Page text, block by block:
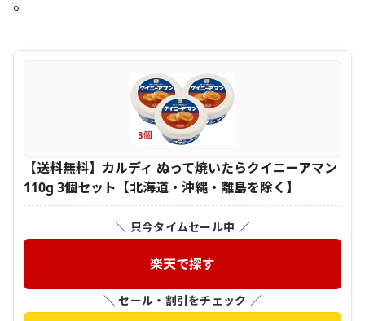
【送料無料】カルディ ぬって焼いたらクイニーアマン
110g 3個セット【北海道・沖縄・離島を除く】
＼ 只今タイムセール中 ／
楽天で探す
＼ セール・割引をチェック ／